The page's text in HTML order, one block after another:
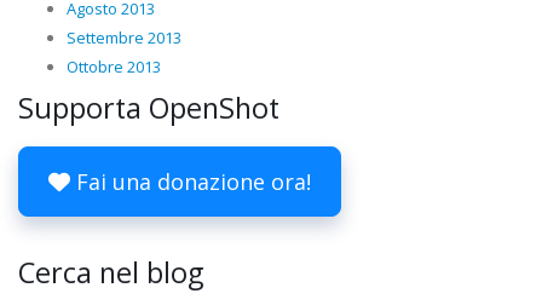
Agosto 2013
Settembre 2013
Ottobre 2013
Supporta OpenShot
Fai una donazione ora!
Cerca nel blog